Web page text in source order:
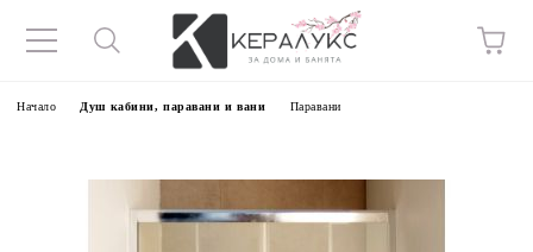
Начало Душ кабини, паравани и вани Паравани